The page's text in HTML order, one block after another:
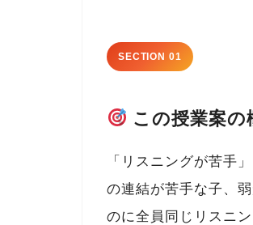
SECTION 01
この授業案の
「リスニングが苦手
の連結が苦手な子、
のに全員同じリスニ